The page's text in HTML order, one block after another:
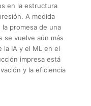
en la estructura
A medida
promesa de una
se vuelve aún más
la IA y el ML en el
impresa está
y la eficiencia